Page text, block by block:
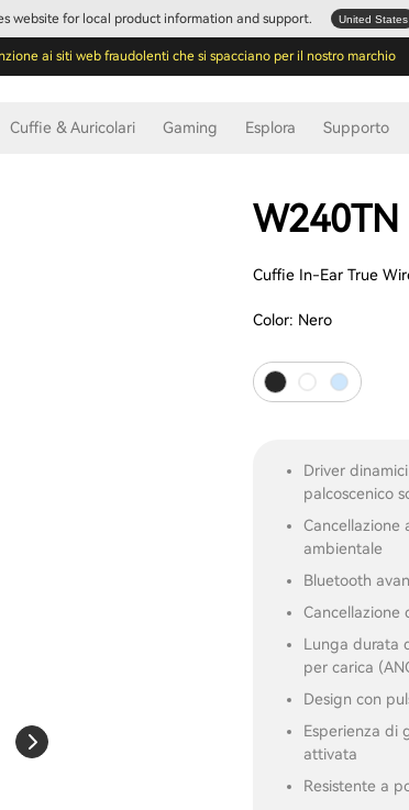
website for local product information and support. United States
ai siti web fraudolenti che si spacciano per il nostro marchio
Cuffie & Auricolari Gaming Esplora Supporto
W240TN
Cuffie In-Ear True
Color: Nero
Driver
palcoscenico
Cancellazione
ambientale
Bluetooth
Cancellazione
Lunga durata
per carica
Design con
Esperienza di
attivata
Resistente a